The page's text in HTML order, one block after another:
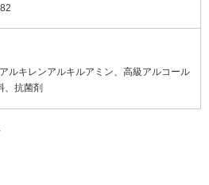
ルキレンアルキルアミン、高級アルコール
、抗菌剤